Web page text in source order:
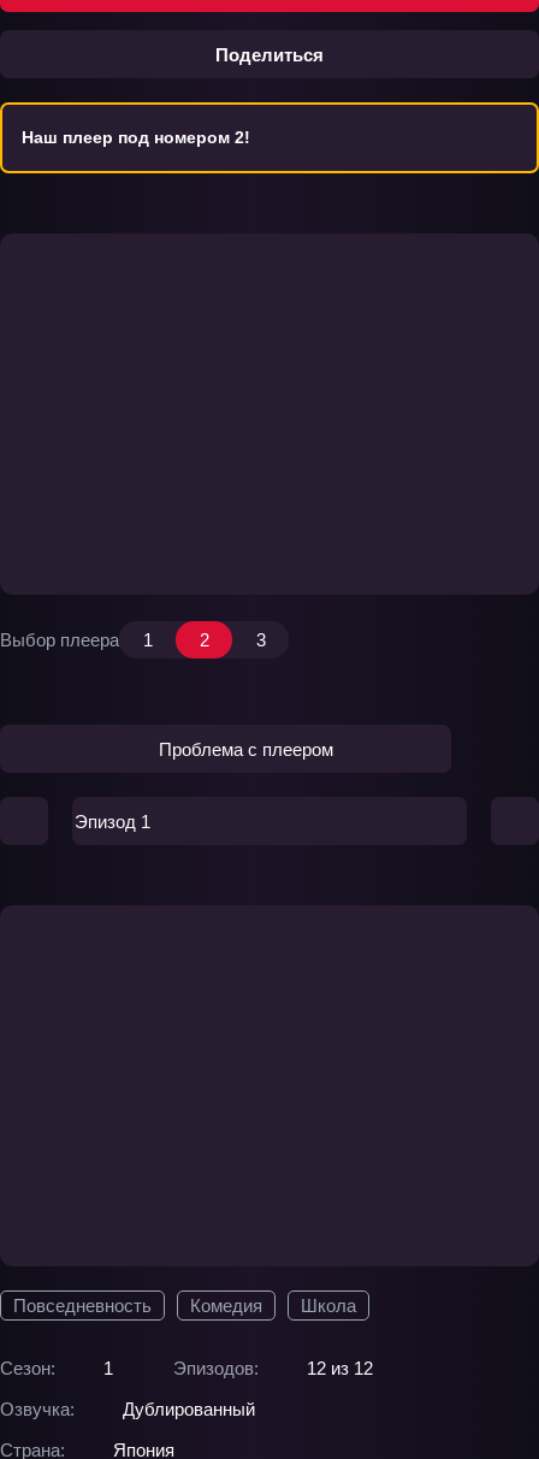
Поделиться
Повседневность Комедия Школа
Сезон: 1 Эпизодов:
12 из 12
Озвучка:
Дублированный
Страна:
Япония
Наш плеер под номером 2!
Выбор плеера 1 2 3
Проблема с плеером
Эпизод 1